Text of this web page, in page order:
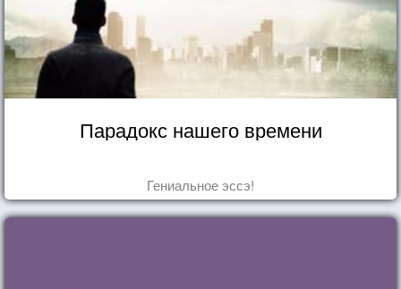
Парадокс нашего времени
Гениальное эссэ!